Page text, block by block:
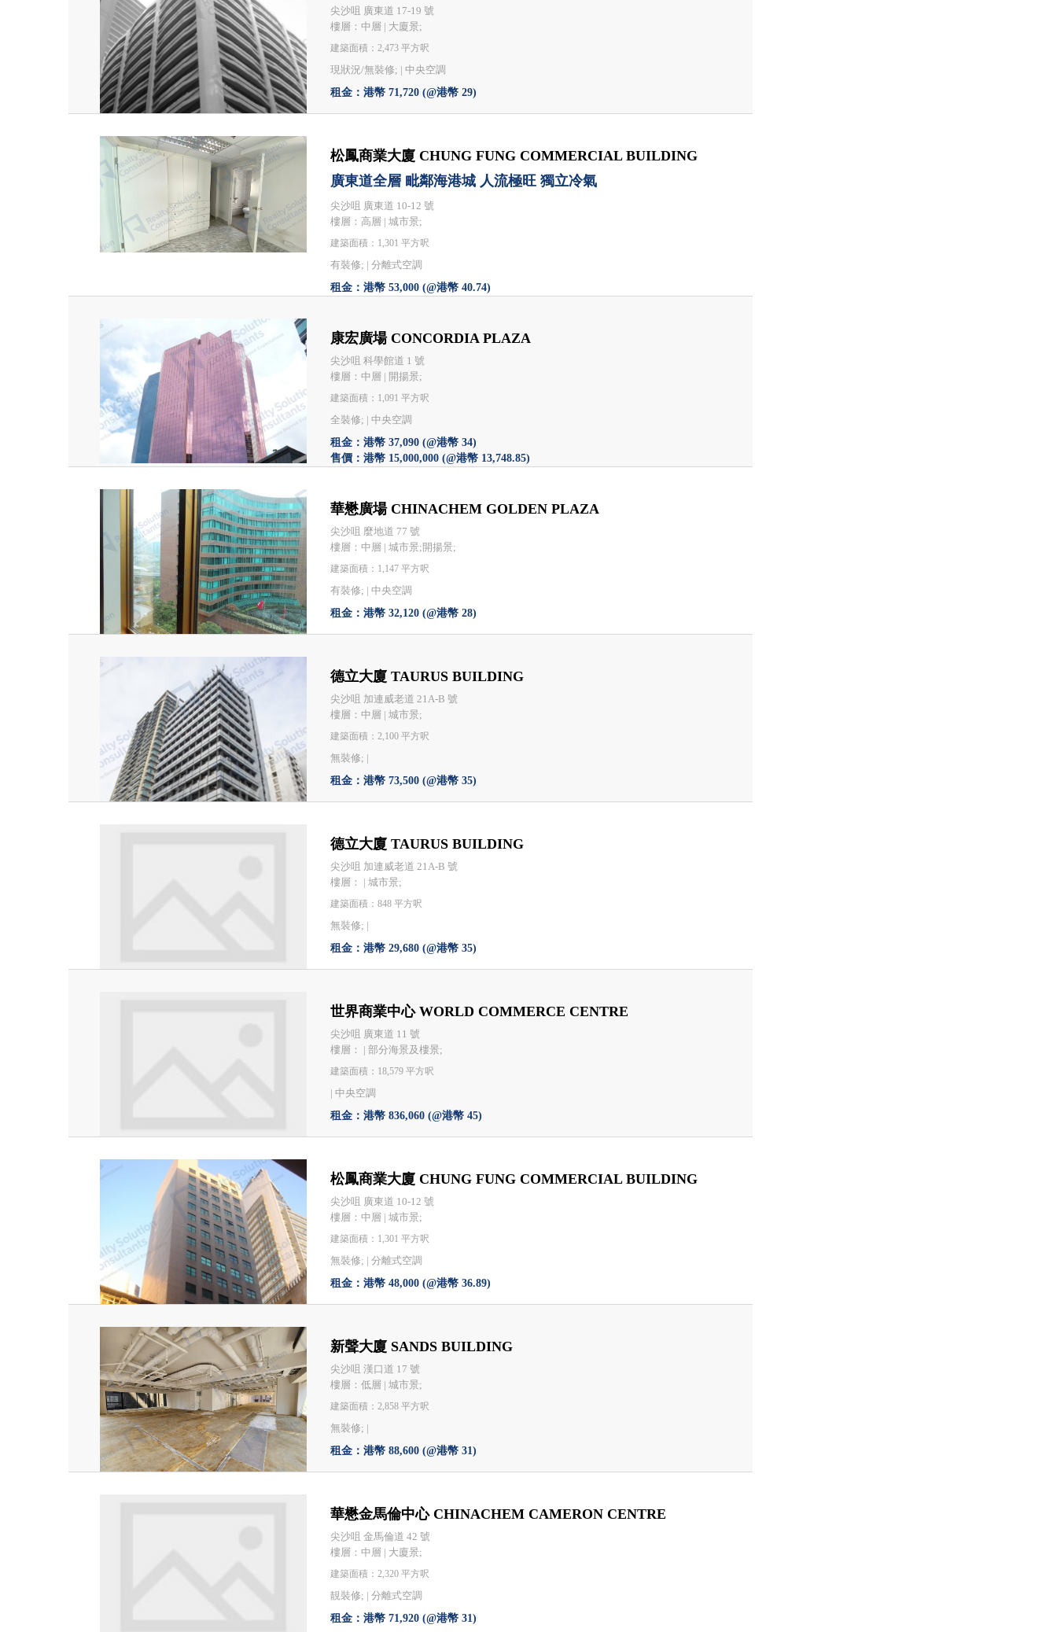
尖沙咀 廣東道 17-19 號
樓層：中層 | 大廈景;
建築面積：2,473 平方呎
現狀況/無裝修; |中央空調
租金：港幣 71,720 (@港幣 29)
松鳳商業大廈 CHUNG FUNG COMMERCIAL BUILDING
廣東道全層 毗鄰海港城 人流極旺 獨立冷氣
尖沙咀 廣東道 10-12 號
樓層：高層 | 城市景;
建築面積：1,301 平方呎
有裝修; |分離式空調
租金：港幣 53,000 (@港幣 40.74)
康宏廣場 CONCORDIA PLAZA
尖沙咀 科學館道 1 號
樓層：中層 | 開揚景;
建築面積：1,091 平方呎
全裝修; |中央空調
租金：港幣 37,090 (@港幣 34)
售價：港幣 15,000,000 (@港幣 13,748.85)
華懋廣場 CHINACHEM GOLDEN PLAZA
尖沙咀 麼地道 77 號
樓層：中層 | 城市景;開揚景;
建築面積：1,147 平方呎
有裝修; |中央空調
租金：港幣 32,120 (@港幣 28)
德立大廈 TAURUS BUILDING
尖沙咀 加連威老道 21A-B 號
樓層：中層 | 城市景;
建築面積：2,100 平方呎
無裝修; |
租金：港幣 73,500 (@港幣 35)
德立大廈 TAURUS BUILDING
尖沙咀 加連威老道 21A-B 號
樓層： | 城市景;
建築面積：848 平方呎
無裝修; |
租金：港幣 29,680 (@港幣 35)
世界商業中心 WORLD COMMERCE CENTRE
尖沙咀 廣東道 11 號
樓層： | 部分海景及樓景;
建築面積：18,579 平方呎
|中央空調
租金：港幣 836,060 (@港幣 45)
松鳳商業大廈 CHUNG FUNG COMMERCIAL BUILDING
尖沙咀 廣東道 10-12 號
樓層：中層 | 城市景;
建築面積：1,301 平方呎
無裝修; |分離式空調
租金：港幣 48,000 (@港幣 36.89)
新聲大廈 SANDS BUILDING
尖沙咀 漢口道 17 號
樓層：低層 | 城市景;
建築面積：2,858 平方呎
無裝修; |
租金：港幣 88,600 (@港幣 31)
華懋金馬倫中心 CHINACHEM CAMERON CENTRE
尖沙咀 金馬倫道 42 號
樓層：中層 | 大廈景;
建築面積：2,320 平方呎
靚裝修; |分離式空調
租金：港幣 71,920 (@港幣 31)